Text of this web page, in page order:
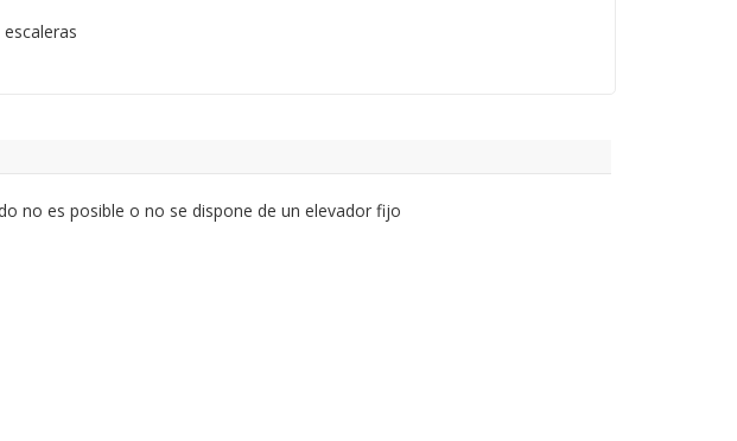
no es posible o no se dispone de un elevador fijo